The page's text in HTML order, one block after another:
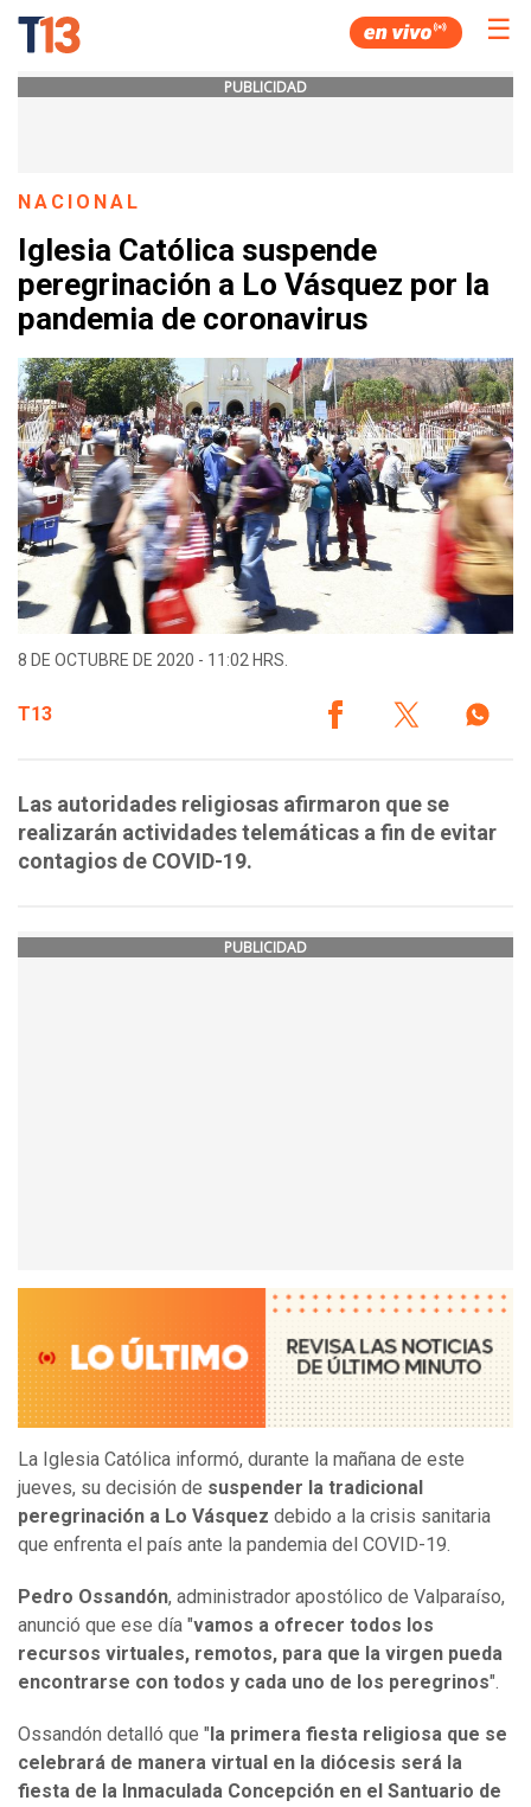
☰
PUBLICIDAD
NACIONAL
Iglesia Católica suspende
peregrinación a Lo Vásquez por la
pandemia de coronavirus
8 DE OCTUBRE DE 2020 - 11:02 HRS.
T13
Las autoridades religiosas afirmaron que se
realizarán actividades telemáticas a fin de evitar
contagios de COVID-19.
PUBLICIDAD
La Iglesia Católica informó, durante la mañana de este
jueves, su decisión de suspender la tradicional
peregrinación a Lo Vásquez debido a la crisis sanitaria
que enfrenta el país ante la pandemia del COVID-19.
Pedro Ossandón, administrador apostólico de Valparaíso,
anunció que ese día "vamos a ofrecer todos los
recursos virtuales, remotos, para que la virgen pueda
encontrarse con todos y cada uno de los peregrinos".
Ossandón detalló que " la primera fiesta religiosa que se
celebrará de manera virtual en la diócesis será la
fiesta de la Inmaculada Concepción en el Santuario de